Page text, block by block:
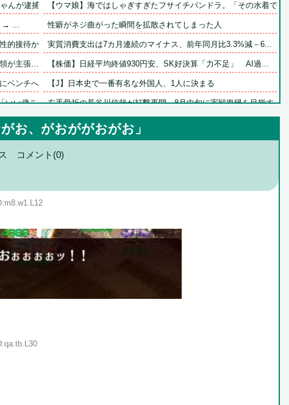
んが逮捕...
→ ...
性的接待か…...
領が主張…在...
ベンチへ帰...
いい歳こ...
員　埼玉県...
ん
を助長し世...
【ウマ娘】海ではしゃぎすぎたフサイチパンドラ。「その水着でお...
性癖がネジ曲がった瞬間を拡散されてしまった人
実質消費支出は7カ月連続のマイナス、前年同月比3.3%減－6...
【株価】日経平均終値930円安、SK好決算「力不足」　AI過...
【J】日本史で一番有名な外国人、1人に決まる
左手骨折の長谷川信哉が打撃再開　8月中旬に実戦復帰を目指す
19歳美少女モデル、CMの妖精姿が可愛すぎて見入る人続出
積水ハウス「地面師に55億円騙し取られた…」 ワイ「はえーか...
お、がおががおがお」
コメント(0)